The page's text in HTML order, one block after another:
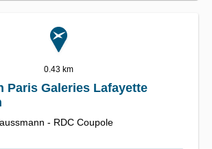
0.43 km
Paris Galeries Lafayette
- RDC Coupole